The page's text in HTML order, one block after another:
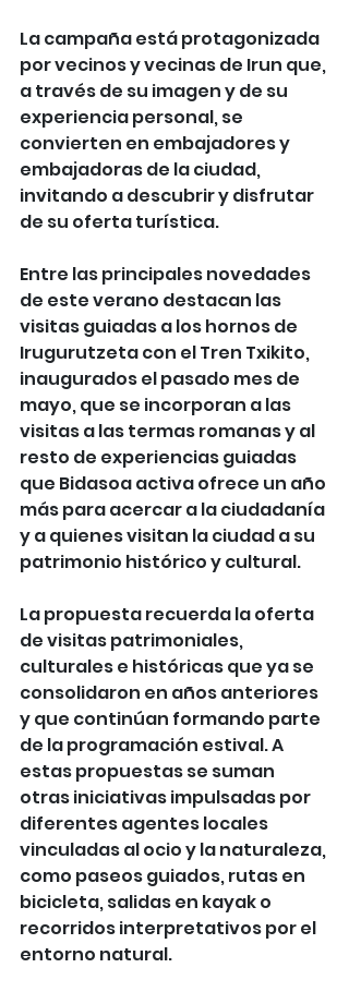
La campaña está protagonizada
por vecinos y vecinas de Irun que,
a través de su imagen y de su
experiencia personal, se
convierten en embajadores y
embajadoras de la ciudad,
invitando a descubrir y disfrutar
de su oferta turística.
Entre las principales novedades
de este verano destacan las
visitas guiadas a los hornos de
Irugurutzeta con el Tren Txikito,
inaugurados el pasado mes de
mayo, que se incorporan a las
visitas a las termas romanas y al
resto de experiencias guiadas
que Bidasoa activa ofrece un año
más para acercar a la ciudadanía
y a quienes visitan la ciudad a su
patrimonio histórico y cultural.
La propuesta recuerda la oferta
de visitas patrimoniales,
culturales e históricas que ya se
consolidaron en años anteriores
y que continúan formando parte
de la programación estival. A
estas propuestas se suman
otras iniciativas impulsadas por
diferentes agentes locales
vinculadas al ocio y la naturaleza,
como paseos guiados, rutas en
bicicleta, salidas en kayak o
recorridos interpretativos por el
entorno natural.